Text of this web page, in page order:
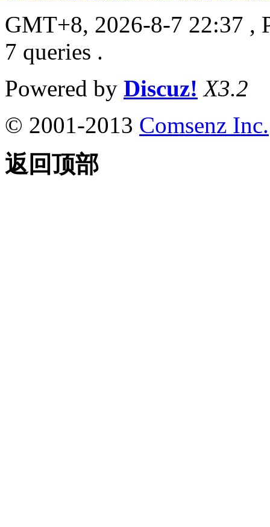
GMT+8, 2026-8-7 22:37 ,
7 queries .
Powered by Discuz! X3.2
© 2001-2013 Comsenz Inc.
返回顶部